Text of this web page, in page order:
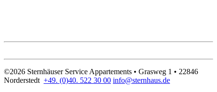
©2026 Sternhäuser Service Appartements • Grasweg 1 • 22846
Norderstedt +49. (0)40. 522 30 00 info@sternhaus.de